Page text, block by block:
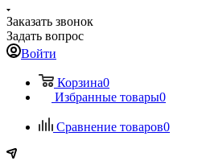
Заказать звонок
Задать вопрос
Войти
Корзина0
Избранные товары0
Сравнение товаров0